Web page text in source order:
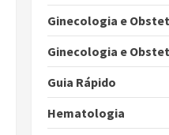
Ginecologia e
Ginecologia e
Guia Rápido
Hematologia